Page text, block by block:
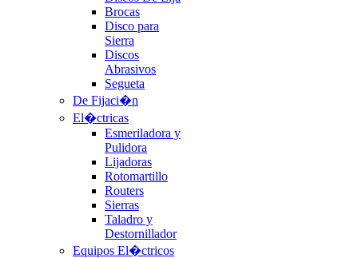
Brocas
Disco para
Sierra
Discos
Abrasivos
Segueta
De Fijaci�n
El�ctricas
Esmeriladora y
Pulidora
Lijadoras
Rotomartillo
Routers
Sierras
Taladro y
Destornillador
Equipos El�ctricos